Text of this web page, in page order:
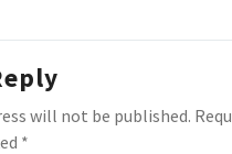
will not be published.
*